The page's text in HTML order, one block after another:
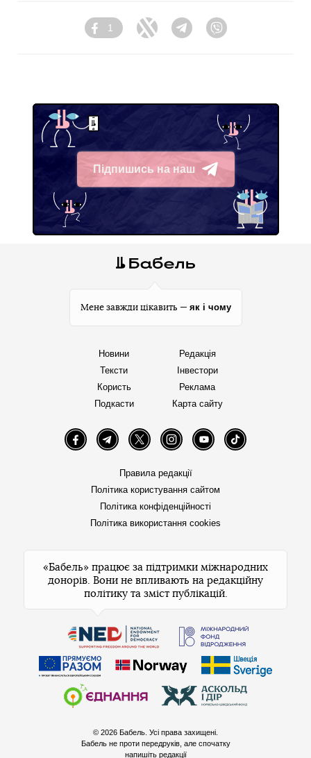
Facebook
1
Twitter TelegramViber
Підпишись на наш
Telegram
Мене завжди цікавить — як і чому
Новини
Тексти
Користь
Подкасти
Редакція
Інвестори
Реклама
Карта сайту
FacebookTelegramTwitter InstagramYouTube TikTok
Правила редакції
Політика користування сайтом
Політика конфіденційності
Політика використання cookies
«Бабель» працює за підтримки міжнародних
донорів. Вони не впливають на редакційну
політику та зміст публікацій.
© 2026 Бабель. Усі права захищені.
Бабель не проти передруків, але спочатку
напишіть редакції